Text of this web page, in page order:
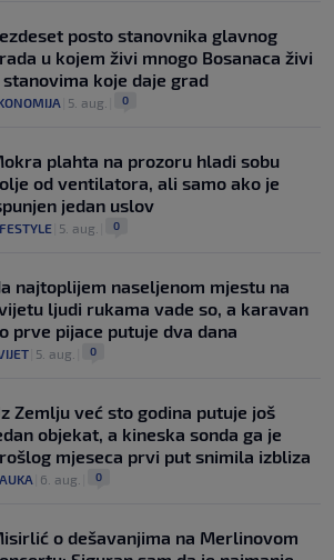
posto stanovnika glavnog
u kojem živi mnogo Bosanaca živi
stanovima koje daje grad
5. aug. 0
plahta na prozoru hladi sobu
od ventilatora, ali samo ako je
jedan uslov
5. aug. 0
najtoplijem naseljenom mjestu na
ljudi rukama vade so, a karavan
prve pijace putuje dva dana
5. aug. 0
Zemlju već sto godina putuje još
objekat, a kineska sonda ga je
mjeseca prvi put snimila izbliza
6. aug. 0
o dešavanjima na Merlinovom